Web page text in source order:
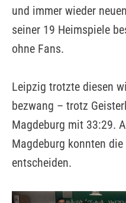
und immer wieder
seiner 19 Heimspiele
ohne Fans.
Leipzig trotzte diesen
bezwang – trotz
Magdeburg mit 33:29.
Magdeburg konnten
entscheiden.